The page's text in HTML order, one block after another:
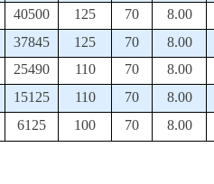
40500 125 70 8.00
37845 125 70 8.00
25490 110 70 8.00
15125 110 70 8.00
6125 100 70 8.00